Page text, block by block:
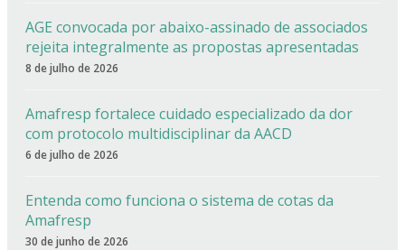
AGE convocada por abaixo-assinado de associados
rejeita integralmente as propostas apresentadas
8 de julho de 2026
Amafresp fortalece cuidado especializado da dor
com protocolo multidisciplinar da AACD
6 de julho de 2026
Entenda como funciona o sistema de cotas da
Amafresp
30 de junho de 2026